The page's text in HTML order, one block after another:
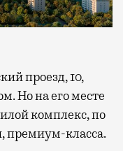
Но на его месте
комплекс, по
премиум-класса.